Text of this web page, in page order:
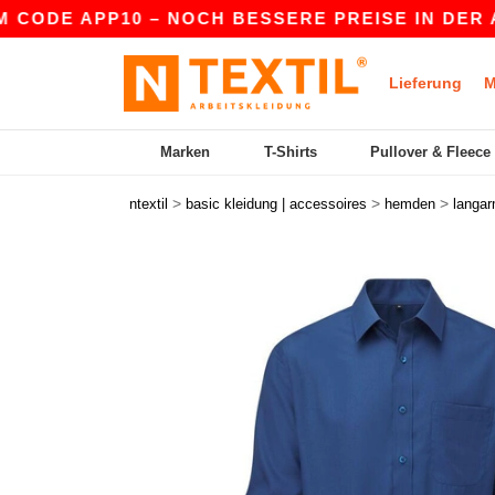
– NOCH BESSERE PREISE IN DER APP!|
Lieferung
Marken T-Shirts Pullover & Fleece
ntextil > basic kleidung | accessoires > hemden >